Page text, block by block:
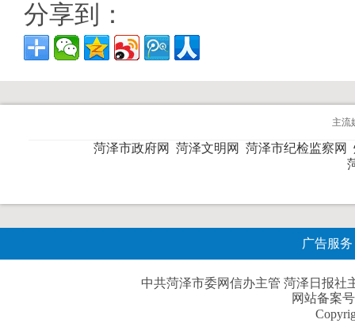
分享到：
主流
菏泽市政府网 菏泽文明网 菏泽市纪检监察网
广告服务
中共菏泽市委网信办主管 菏泽日报社
网站备案